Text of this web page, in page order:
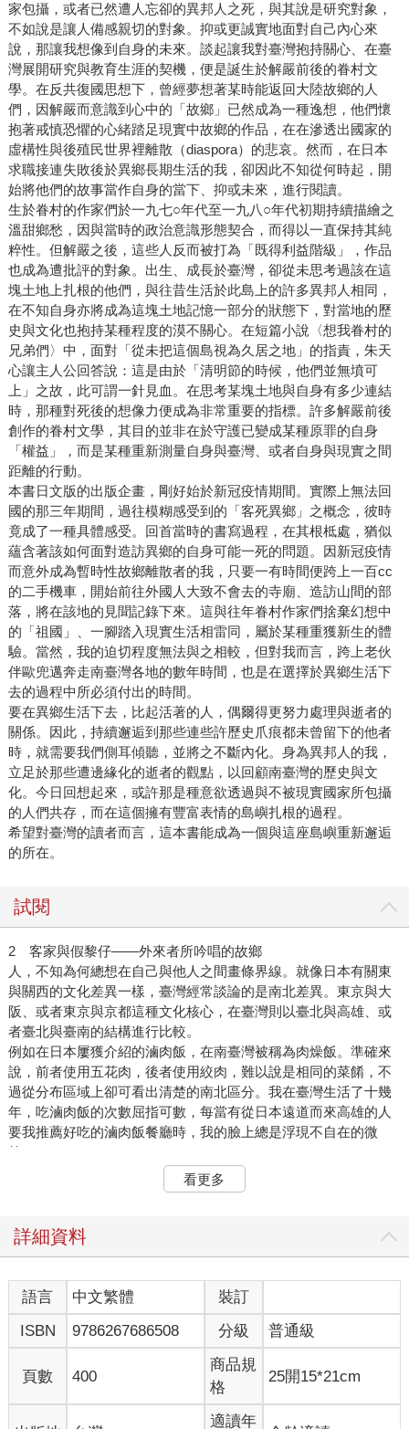
家包攝，或者已然遭人忘卻的異邦人之死，與其說是研究對象，
不如說是讓人備感親切的對象。抑或更誠實地面對自己內心來
說，那讓我想像到自身的未來。談起讓我對臺灣抱持關心、在臺
灣展開研究與教育生涯的契機，便是誕生於解嚴前後的眷村文
學。在反共復國思想下，曾經夢想著某時能返回大陸故鄉的人
們，因解嚴而意識到心中的「故鄉」已然成為一種逸想，他們懷
抱著戒慎恐懼的心緒踏足現實中故鄉的作品，在在滲透出國家的
虛構性與後殖民世界裡離散（diaspora）的悲哀。然而，在日本
求職接連失敗後於異鄉長期生活的我，卻因此不知從何時起，開
始將他們的故事當作自身的當下、抑或未來，進行閱讀。
生於眷村的作家們於一九七○年代至一九八○年代初期持續描繪之
溫甜鄉愁，因與當時的政治意識形態契合，而得以一直保持其純
粹性。但解嚴之後，這些人反而被打為「既得利益階級」，作品
也成為遭批評的對象。出生、成長於臺灣，卻從未思考過該在這
塊土地上扎根的他們，與往昔生活於此島上的許多異邦人相同，
在不知自身亦將成為這塊土地記憶一部分的狀態下，對當地的歷
史與文化也抱持某種程度的漠不關心。在短篇小說〈想我眷村的
兄弟們〉中，面對「從未把這個島視為久居之地」的指責，朱天
心讓主人公回答說：這是由於「清明節的時候，他們並無墳可
上」之故，此可謂一針見血。在思考某塊土地與自身有多少連結
時，那種對死後的想像力便成為非常重要的指標。許多解嚴前後
創作的眷村文學，其目的並非在於守護已變成某種原罪的自身
「權益」，而是某種重新測量自身與臺灣、或者自身與現實之間
距離的行動。
本書日文版的出版企畫，剛好始於新冠疫情期間。實際上無法回
國的那三年期間，過往模糊感受到的「客死異鄉」之概念，彼時
竟成了一種具體感受。回首當時的書寫過程，在其根柢處，猶似
蘊含著該如何面對造訪異鄉的自身可能一死的問題。因新冠疫情
而意外成為暫時性故鄉離散者的我，只要一有時間便跨上一百cc
的二手機車，開始前往外國人大致不會去的寺廟、造訪山間的部
落，將在該地的見聞記錄下來。這與往年眷村作家們捨棄幻想中
的「祖國」、一腳踏入現實生活相雷同，屬於某種重獲新生的體
驗。當然，我的迫切程度無法與之相較，但對我而言，跨上老伙
伴歐兜邁奔走南臺灣各地的數年時間，也是在選擇於異鄉生活下
去的過程中所必須付出的時間。
要在異鄉生活下去，比起活著的人，偶爾得更努力處理與逝者的
關係。因此，持續邂逅到那些連些許歷史爪痕都未曾留下的他者
時，就需要我們側耳傾聽，並將之不斷內化。身為異邦人的我，
立足於那些遭邊緣化的逝者的觀點，以回顧南臺灣的歷史與文
化。今日回想起來，或許那是種意欲透過與不被現實國家所包攝
的人們共存，而在這個擁有豐富表情的島嶼扎根的過程。
希望對臺灣的讀者而言，這本書能成為一個與這座島嶼重新邂逅
的所在。
試閱
2 客家與假黎仔——外來者所吟唱的故鄉
人，不知為何總想在自己與他人之間畫條界線。就像日本有關東
與關西的文化差異一樣，臺灣經常談論的是南北差異。東京與大
阪、或者東京與京都這種文化核心，在臺灣則以臺北與高雄、或
者臺北與臺南的結構進行比較。
例如在日本屢獲介紹的滷肉飯，在南臺灣被稱為肉燥飯。準確來
說，前者使用五花肉，後者使用絞肉，難以說是相同的菜餚，不
過從分布區域上卻可看出清楚的南北區分。我在臺灣生活了十幾
年，吃滷肉飯的次數屈指可數，每當有從日本遠道而來高雄的人
要我推薦好吃的滷肉飯餐廳時，我的臉上總是浮現不自在的微
笑。
在臺灣，以南北軸心談論南北文化差異，始於日本時代臺灣縱貫
鐵道開始營運。縱貫臺灣島南北的中央、玉山、阿里山、雪山、
隔成東西兩部分。加上許多源自這些山脈的溪流將西部劃分成大
道大陸廈門。直到被稱為文明利器、殖民地近代象徵的鐵道縱貫
此島為止。所謂臺灣的文化差異，與其關注南北，不如說東西差
別更加顯著。
實際上，當我跨上老夥伴從高雄市左營區經屏東平原，朝大武山
聳立的中央山脈南端奔馳時，無論如何都會感受到臺灣的文化差
異呈現東西分布的樣貌。沿著海岸或內陸的平原，建有許多閩南
的傳統寺廟。離開市區來到山岳地帶，則可見到客家人信仰的三
看更多
詳細資料
語言 中文繁體
裝訂
ISBN
9786267686508 分級 普通級
頁數 400
商品規
格
25開15*21cm
適讀年